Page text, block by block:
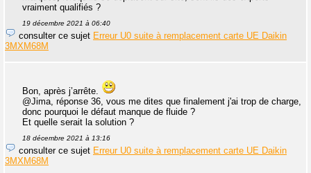
vraiment qualifiés ?
19 décembre 2021 à 06:40
consulter ce sujet Erreur U0 suite à remplacement carte UE Daikin
3MXM68M
Bon, après j’arrête.
@Jima, réponse 36, vous me dites que finalement j'ai trop de charge,
donc pourquoi le défaut manque de fluide ?
Et quelle serait la solution ?
18 décembre 2021 à 13:16
consulter ce sujet Erreur U0 suite à remplacement carte UE Daikin
3MXM68M